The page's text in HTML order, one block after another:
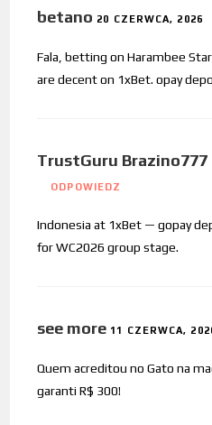
betano 20 CZERWCA, 2026
Fala, betting on Harambee
are decent on 1xBet. opay
TrustGuru Brazino777
ODPOWIEDZ
Indonesia at 1xBet — gopay
for WC2026 group stage.
see more 11 CZERWCA,
Quem acreditou no Gato na
garanti R$ 300!